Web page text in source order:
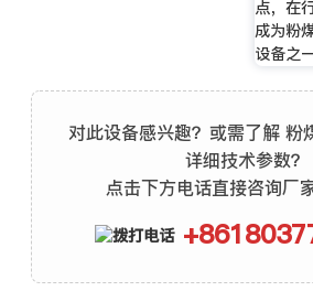
点，在
成为粉
设备之
对此设备感兴趣？或需了解 粉
详细技术参数？
点击下方电话直接咨询厂